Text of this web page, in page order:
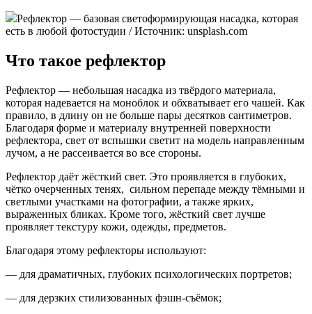
Рефлектор — базовая светоформирующая насадка, которая
есть в любой фотостудии / Источник: unsplash.com
Что такое рефлектор
Рефлектор — небольшая насадка из твёрдого материала,
которая надевается на моноблок и обхватывает его чашей. Как
правило, в длину он не больше пары десятков сантиметров.
Благодаря форме и материалу внутренней поверхности
рефлектора, свет от вспышки светит на модель направленным
лучом, а не рассеивается во все стороны.
Рефлектор даёт жёсткий свет. Это проявляется в глубоких,
чётко очерченных тенях, сильном перепаде между тёмными и
светлыми участками на фотографии, а также ярких,
выраженных бликах. Кроме того, жёсткий свет лучше
проявляет текстуру кожи, одежды, предметов.
Благодаря этому рефлекторы используют:
— для драматичных, глубоких психологических портретов;
— для дерзких стилизованных фэшн-съёмок;